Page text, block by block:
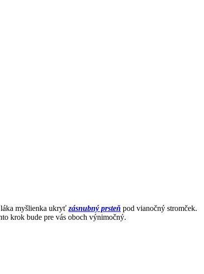
myšlienka ukryť zásnubný prsteň pod vianočný stromček.
krok bude pre vás oboch výnimočný.